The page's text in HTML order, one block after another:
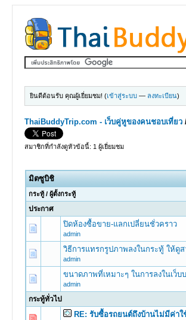
ยินดีต้อนรับ คุณผู้เยี่ยมชม! (เข้าสู่ระบบ — ลงทะเบียน)
ThaiBuddyTrip.com - เว็บคู่หูของคนชอบเที่ยว
สมาชิกที่กำลังดูหัวข้อนี้: 1 ผู้เยี่ยมชม
มิตซูบิชิ
กระทู้/ ผู้ตั้งกระทู้
ประกาศ
ปิดห้องซื้อขาย-แลกเปลี่ยนชั่วคราว
admin
วิธีการแทรกรูปภาพลงในกระทู้ ให้ดูส
admin
ขนาดภาพที่เหมาะๆ ในการลงในเว็
admin
กระทู้ทั่วไป
RE: รับซื้อรถยนต์ถึงบ้านไม่มีค่าใ